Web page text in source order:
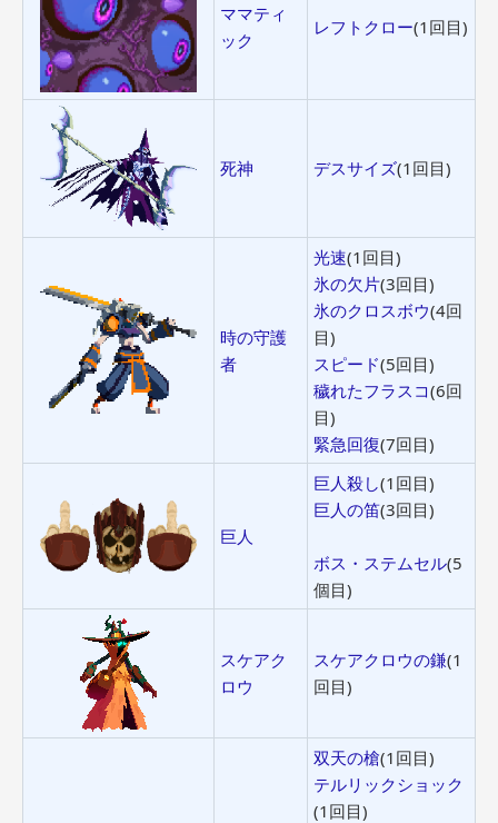
ママティ
ック
レフトクロー(1回目)
死神 デスサイズ(1回目)
時の守護
者
光速(1回目)
氷の欠片(3回目)
氷のクロスボウ(4回
目)
スピード(5回目)
穢れたフラスコ(6回
目)
緊急回復(7回目)
巨人
巨人殺し(1回目)
巨人の笛(3回目)
ボス・ステムセル(5
個目)
スケアク
ロウ
スケアクロウの鎌(1
回目)
双天の槍(1回目)
テルリックショック
(1回目)